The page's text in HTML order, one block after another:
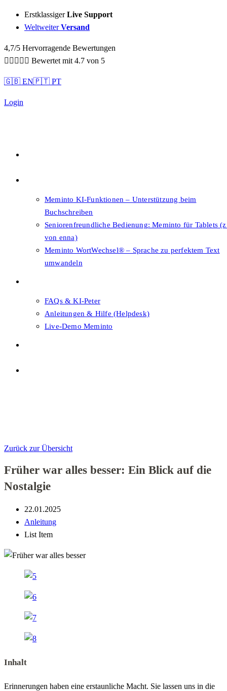
Sidebar-
Sidebar-
ErstklassigerLive Support
WeltweiterVersand
4,7/5 Hervorragende Bewertungen
     Bewertet mit 4.7 von 5
🇬🇧 EN🇵🇹 PT
Login
Meminto KI-Funktionen – Unterstützung beim
Buchschreiben
Seniorenfreundliche Bedienung: Meminto für Tablets
von enna)
Meminto WortWechsel® – Sprache zu perfektem Text
umwandeln
FAQs & KI-Peter
Anleitungen & Hilfe (Helpdesk)
Live-Demo Meminto
Zurück zur Übersicht
Früher war alles besser: Ein Blick auf die
Nostalgie
22.01.2025
Anleitung
List Item
Inhalt
Erinnerungen haben eine erstaunliche Macht. Sie lassen uns in die